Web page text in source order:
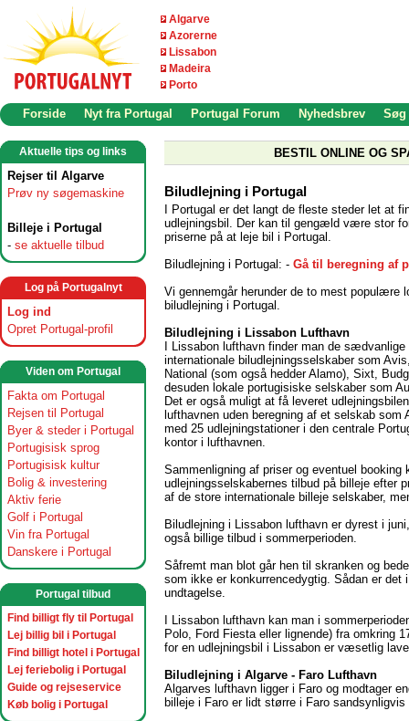
Algarve
Azorerne
Lissabon
Madeira
Porto
Forside Nyt fra Portugal Portugal Forum Nyhedsbrev Søg
Aktuelle tips og links
Rejser til Algarve
Prøv ny søgemaskine
Billeje i Portugal
- se aktuelle tilbud
Log på Portugalnyt
Log ind
Opret Portugal-profil
Viden om Portugal
Fakta om Portugal
Rejsen til Portugal
Byer & steder i Portugal
Portugisisk sprog
Portugisisk kultur
Bolig & investering
Aktiv ferie
Golf i Portugal
Vin fra Portugal
Danskere i Portugal
Portugal tilbud
Find billigt fly til Portugal
Lej billig bil i Portugal
Find billigt hotel i Portugal
Lej feriebolig i Portugal
Guide og rejseservice
Køb bolig i Portugal
BESTIL ONLINE OG
Biludlejning i Portugal
I Portugal er det langt de fleste steder let at
udlejningsbil. Der kan til gengæld være stor
priserne på at leje bil i Portugal.
Biludlejning i Portugal: - Gå til beregning af
Vi gennemgår herunder de to mest populære
biludlejning i Portugal.
Biludlejning i Lissabon Lufthavn
I Lissabon lufthavn finder man de sædvanlige
internationale biludlejningsselskaber som
National (som også hedder Alamo), Sixt,
desuden lokale portugisiske selskaber som
Det er også muligt at få leveret
lufthavnen uden beregning af et selskab som
med 25 udlejningstationer i den centrale
kontor i lufthavnen.
Sammenligning af priser og eventuel
udlejningsselskabernes tilbud på billeje efter
af de store internationale billeje selskaber,
Biludlejning i Lissabon lufthavn er dyrest i
også billige tilbud i sommerperioden.
Såfremt man blot går hen til skranken og
som ikke er konkurrencedygtig. Sådan er
undtagelse.
I Lissabon lufthavn kan man i
Polo, Ford Fiesta eller lignende) fra omkring
for en udlejningsbil i Lissabon er væsetlig
Biludlejning i Algarve - Faro Lufthavn
Algarves lufthavn ligger i Faro og modtager
billeje i Faro er lidt større i Faro